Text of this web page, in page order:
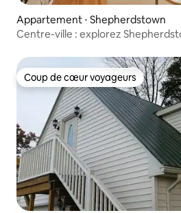
Appartement ⋅ Shepherdstown
Centre-ville : explorez
Coup de cœur voyageurs
Coup de cœur voyageurs